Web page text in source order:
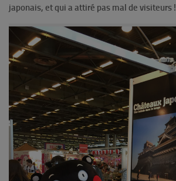
japonais, et qui a attiré pas mal de visiteurs !